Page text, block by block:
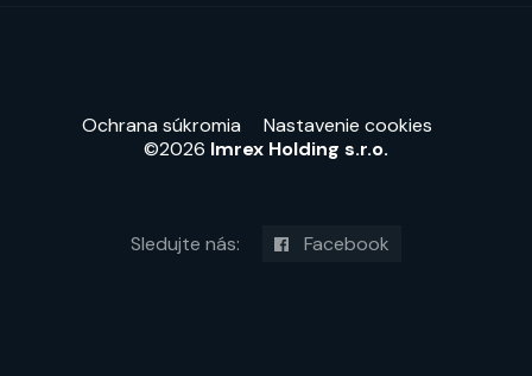
Ochrana súkromia
Nastavenie cookies
©2026 Imrex Holding s.r.o.
Sledujte nás: Facebook